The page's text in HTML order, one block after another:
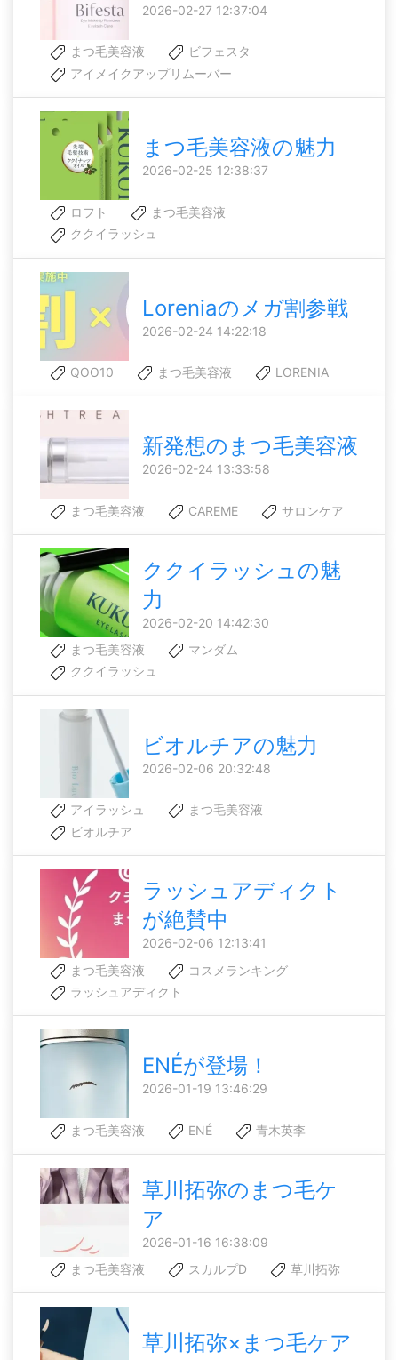
2026-02-27 12:37:04
まつ毛美容液
ビフェスタ
アイメイクアップリムーバー
まつ毛美容液の魅力
2026-02-25 12:38:37
ロフト
まつ毛美容液
ククイラッシュ
Loreniaのメガ割参戦
2026-02-24 14:22:18
QOO10 まつ毛美容液 LORENIA
新発想のまつ毛美容液
2026-02-24 13:33:58
まつ毛美容液 CAREME サロンケア
ククイラッシュの魅
力
2026-02-20 14:42:30
まつ毛美容液
マンダム
ククイラッシュ
ビオルチアの魅力
2026-02-06 20:32:48
アイラッシュ
まつ毛美容液
ビオルチア
ラッシュアディクト
が絶賛中
2026-02-06 12:13:41
まつ毛美容液
コスメランキング
ラッシュアディクト
ENÉが登場！
2026-01-19 13:46:29
まつ毛美容液 ENÉ 青木英李
草川拓弥のまつ毛ケ
ア
2026-01-16 16:38:09
まつ毛美容液
スカルプD 草川拓弥
草川拓弥×まつ毛ケア